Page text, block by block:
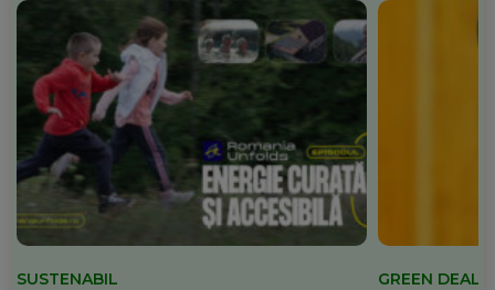
SUSTENABIL GREEN DEAL